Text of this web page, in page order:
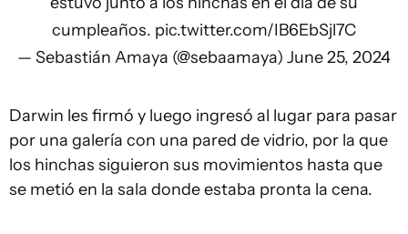
cumpleaños. pic.twitter.com/IB6EbSjl7C
— Sebastián Amaya (@sebaamaya) June 25, 2024
Darwin les firmó y luego ingresó al lugar para pasar
por una galería con una pared de vidrio, por la que
los hinchas siguieron sus movimientos hasta que
se metió en la sala donde estaba pronta la cena.